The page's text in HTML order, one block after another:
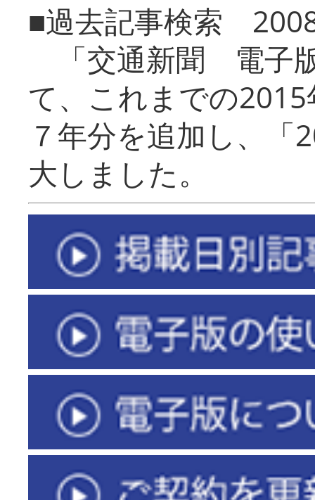
■過去記事検索
「交通新聞 電子
て、これまでの
７年分を追加し、「
大しまし